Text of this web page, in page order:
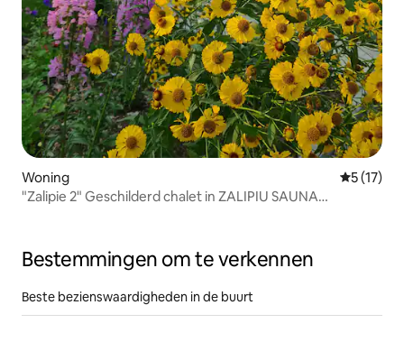
Woning
5 (17)
"Zalipie 2" Geschilderd chalet in ZALIPIU SAUNA
Bestemmingen om te verkennen
Beste bezienswaardigheden in de buurt